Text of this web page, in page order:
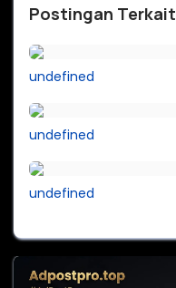
Postingan Terkait
undefined
undefined
undefined